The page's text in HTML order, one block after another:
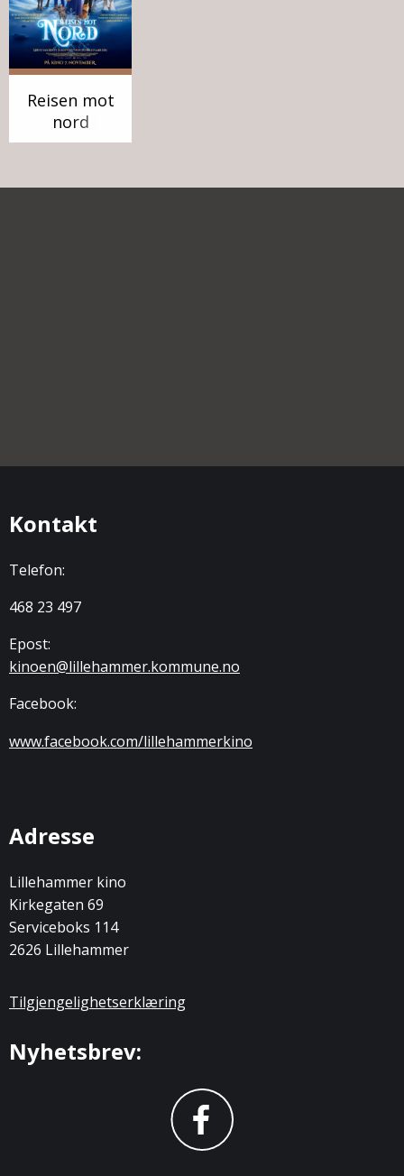
Reisen mot
nord
Kontakt
Telefon:
468 23 497
Epost:
kinoen@lillehammer.kommune.no
Facebook:
www.facebook.com/lillehammerkino
Adresse
Lillehammer kino
Kirkegaten 69
Serviceboks 114
2626 Lillehammer
Tilgjengelighetserklæring
Nyhetsbrev: